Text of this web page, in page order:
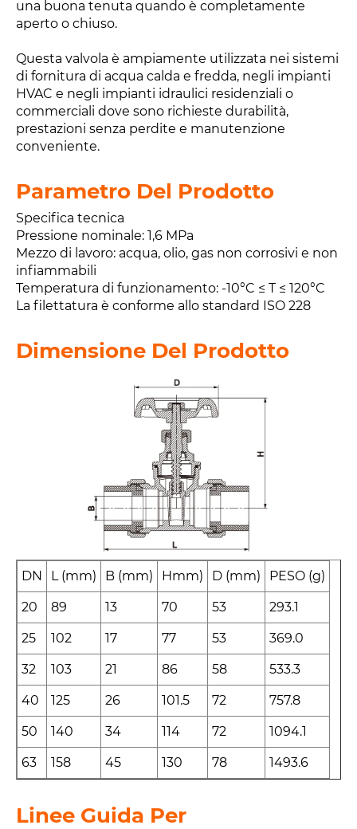
una buona tenuta quando è completamente
aperto o chiuso.
Questa valvola è ampiamente utilizzata nei sistemi
di fornitura di acqua calda e fredda, negli impianti
HVAC e negli impianti idraulici residenziali o
commerciali dove sono richieste durabilità,
prestazioni senza perdite e manutenzione
conveniente.
Parametro Del Prodotto
Specifica tecnica
Pressione nominale: 1,6 MPa
Mezzo di lavoro: acqua, olio, gas non corrosivi e non
infiammabili
Temperatura di funzionamento: -10°C ≤ T ≤ 120°C
La filettatura è conforme allo standard ISO 228
Dimensione Del Prodotto
DN L (mm) B (mm) Hmm) D (mm) PESO (g)
20 89 13 70 53 293.1
25 102 17 77 53 369.0
32 103 21 86 58 533.3
40 125 26 101.5 72 757.8
50 140 34 114 72 1094.1
63 158 45 130 78 1493.6
Linee Guida Per